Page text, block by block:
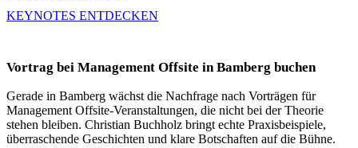
KEYNOTES ENTDECKEN
Vortrag bei Management Offsite in Bamberg buchen
Gerade in Bamberg wächst die Nachfrage nach Vorträgen für
Management Offsite-Veranstaltungen, die nicht bei der Theorie
stehen bleiben. Christian Buchholz bringt echte Praxisbeispiele,
überraschende Geschichten und klare Botschaften auf die Bühne.